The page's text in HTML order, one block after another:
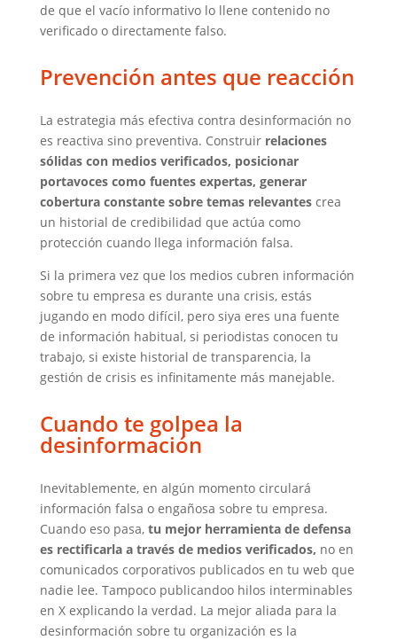
de que el vacío informativo lo llene contenido no
verificado o directamente falso.
Prevención antes que reacción
La estrategia más efectiva contra desinformación no
es reactiva sino preventiva. Construir relaciones
sólidas con medios verificados, posicionar
portavoces como fuentes expertas, generar
cobertura constante sobre temas relevantescrea
un historial de credibilidad que actúa como
protección cuando llega información falsa.
Si la primera vez que los medios cubren información
sobre tu empresa es durante una crisis, estás
jugando en modo difícil, pero siya eres una fuente
de información habitual, si periodistas conocen tu
trabajo, si existe historial de transparencia, la
gestión de crisis es infinitamente más manejable.
Cuando te golpea la
desinformación
Inevitablemente, en algún momento circulará
información falsa o engañosa sobre tu empresa.
Cuando eso pasa, tu mejor herramienta de defensa
es rectificarla a través de medios verificados, no en
comunicados corporativos publicados en tu web que
nadie lee. Tampoco publicandoo hilos interminables
en X explicando la verdad. La mejor aliada para la
desinformación sobre tu organización es la